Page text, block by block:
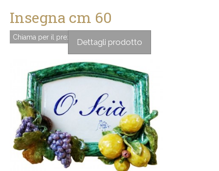
Insegna cm 60
Chiama per il prezzo
Dettagli prodotto